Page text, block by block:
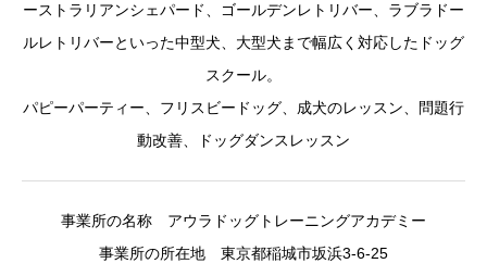
ーストラリアンシェパード、ゴールデンレトリバー、ラブラドー
ルレトリバーといった中型犬、大型犬まで幅広く対応したドッグ
スクール。
パピーパーティー、フリスビードッグ、成犬のレッスン、問題行
動改善、ドッグダンスレッスン
事業所の名称 アウラドッグトレーニングアカデミー
事業所の所在地 東京都稲城市坂浜3-6-25